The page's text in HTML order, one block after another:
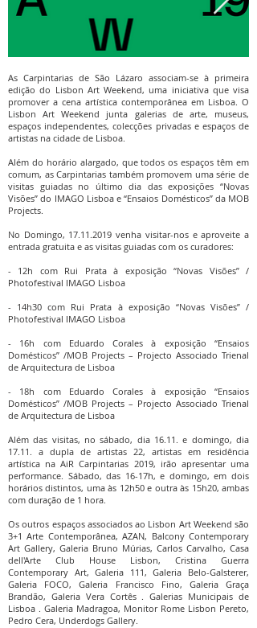
As Carpintarias de São Lázaro associam-se à primeira
edição do Lisbon Art Weekend, uma iniciativa que visa
promover a cena artística contemporânea em Lisboa. O
Lisbon Art Weekend junta galerias de arte, museus,
espaços independentes, colecções privadas e espaços de
artistas na cidade de Lisboa.
Além do horário alargado, que todos os espaços têm em
comum, as Carpintarias também promovem uma série de
visitas guiadas no último dia das exposições “Novas
Visões” do IMAGO Lisboa e “Ensaios Domésticos” da MOB
Projects.
No Domingo, 17.11.2019 venha visitar-nos e aproveite a
entrada gratuita e as visitas guiadas com os curadores:
- 12h com Rui Prata à exposição “Novas Visões” /
Photofestival IMAGO Lisboa
- 14h30 com Rui Prata à exposição “Novas Visões” /
Photofestival IMAGO Lisboa
- 16h com Eduardo Corales à exposição “Ensaios
Domésticos” /MOB Projects – Projecto Associado Trienal
de Arquitectura de Lisboa
- 18h com Eduardo Corales à exposição “Ensaios
Domésticos” /MOB Projects – Projecto Associado Trienal
de Arquitectura de Lisboa
Além das visitas, no sábado, dia 16.11. e domingo, dia
17.11. a dupla de artistas 22, artistas em residência
artística na AiR Carpintarias 2019, irão apresentar uma
performance. Sábado, das 16-17h, e domingo, em dois
horários distintos, uma às 12h50 e outra às 15h20, ambas
com duração de 1 hora.
Os outros espaços associados ao Lisbon Art Weekend são
3+1 Arte Contemporânea, AZAN, Balcony Contemporary
Art Gallery, Galeria Bruno Múrias, Carlos Carvalho, Casa
dell'Arte Club House Lisbon, Cristina Guerra
Contemporary Art, Galeria 111, Galeria Belo-Galsterer,
Galeria FOCO, Galeria Francisco Fino, Galeria Graça
Brandão, Galeria Vera Cortês . Galerias Municipais de
Lisboa . Galeria Madragoa, Monitor Rome Lisbon Pereto,
Pedro Cera, Underdogs Gallery.